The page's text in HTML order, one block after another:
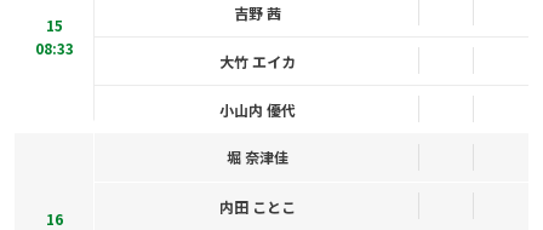
15
08:33
吉野 茜
大竹 エイカ
小山内 優代
16
堀 奈津佳
内田 ことこ